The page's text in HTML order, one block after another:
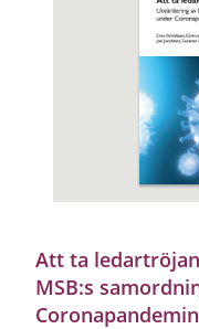
Att ta
MSB:s
Coronapandemin